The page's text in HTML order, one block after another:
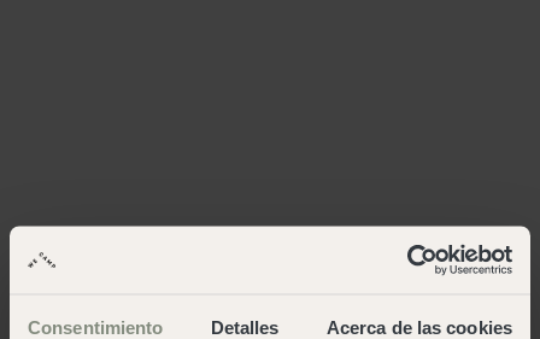
Consentimiento Detalles Acerca de las cookies